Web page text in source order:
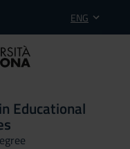
ENG
Educational